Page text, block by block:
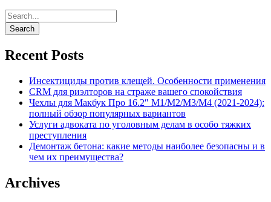
Recent Posts
Инсектициды против клещей. Особенности применения
CRM для риэлторов на страже вашего спокойствия
Чехлы для Макбук Про 16.2″ M1/M2/M3/M4 (2021-2024):
полный обзор популярных вариантов
Услуги адвоката по уголовным делам в особо тяжких
преступления
Демонтаж бетона: какие методы наиболее безопасны и в
чем их преимущества?
Archives